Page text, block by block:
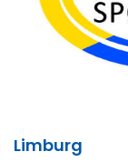
Limburg